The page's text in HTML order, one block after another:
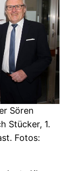
Sören
Stücker, 1.
Fotos: